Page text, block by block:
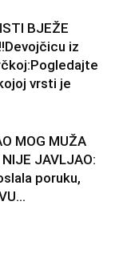
BJEŽE
iz
vrsti je
MOG MUŽA
NIJE JAVLJAO:
poruku,